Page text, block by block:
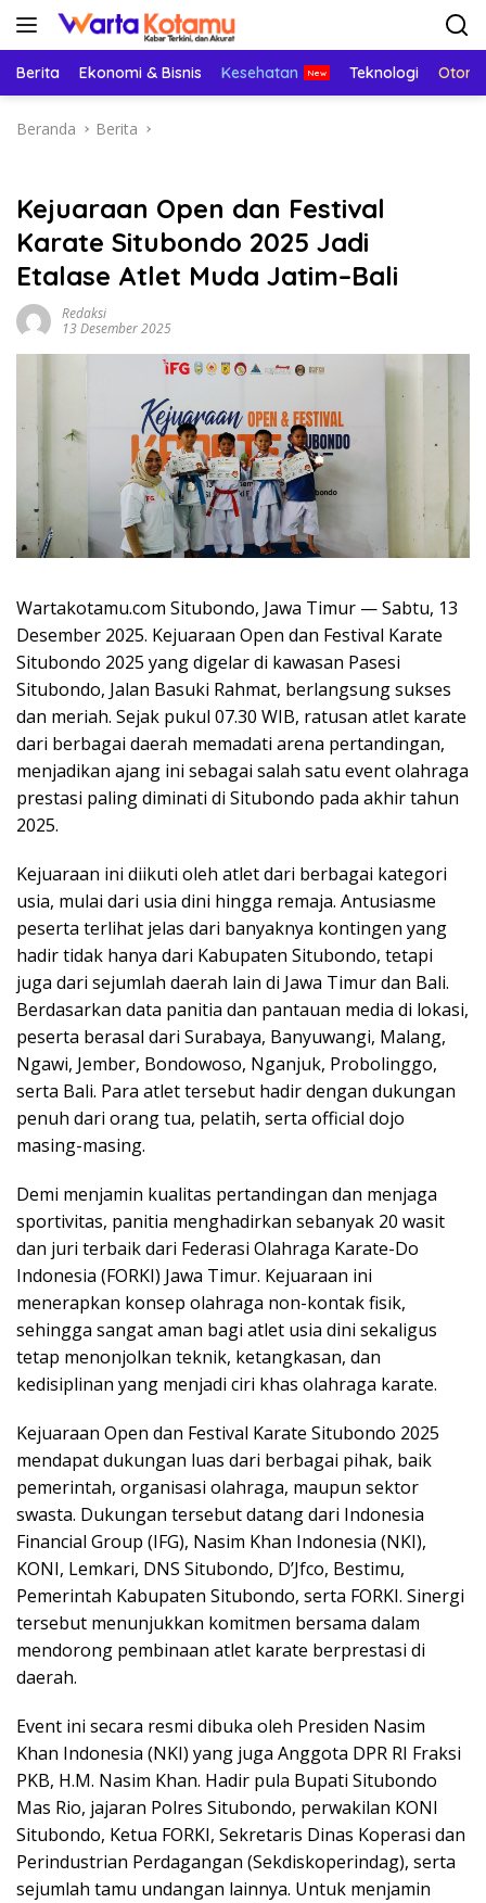
Langsung
Berita Ekonomi & Bisnis Kesehatan Teknologi
Beranda Berita
Kejuaraan Open dan Festival
Karate Situbondo 2025 Jadi
Etalase Atlet Muda Jatim–Bali
Redaksi
13 Desember 2025
Wartakotamu.com Situbondo, Jawa Timur — Sabtu, 13
Desember 2025. Kejuaraan Open dan Festival Karate
Situbondo 2025 yang digelar di kawasan Pasesi
Situbondo, Jalan Basuki Rahmat, berlangsung sukses
dan meriah. Sejak pukul 07.30 WIB, ratusan atlet karate
dari berbagai daerah memadati arena pertandingan,
menjadikan ajang ini sebagai salah satu event olahraga
prestasi paling diminati di Situbondo pada akhir tahun
2025.
Kejuaraan ini diikuti oleh atlet dari berbagai kategori
usia, mulai dari usia dini hingga remaja. Antusiasme
peserta terlihat jelas dari banyaknya kontingen yang
hadir tidak hanya dari Kabupaten Situbondo, tetapi
juga dari sejumlah daerah lain di Jawa Timur dan Bali.
Berdasarkan data panitia dan pantauan media di lokasi,
peserta berasal dari Surabaya, Banyuwangi, Malang,
Ngawi, Jember, Bondowoso, Nganjuk, Probolinggo,
serta Bali. Para atlet tersebut hadir dengan dukungan
penuh dari orang tua, pelatih, serta official dojo
masing-masing.
Demi menjamin kualitas pertandingan dan menjaga
sportivitas, panitia menghadirkan sebanyak 20 wasit
dan juri terbaik dari Federasi Olahraga Karate-Do
Indonesia (FORKI) Jawa Timur. Kejuaraan ini
menerapkan konsep olahraga non-kontak fisik,
sehingga sangat aman bagi atlet usia dini sekaligus
tetap menonjolkan teknik, ketangkasan, dan
kedisiplinan yang menjadi ciri khas olahraga karate.
Kejuaraan Open dan Festival Karate Situbondo 2025
mendapat dukungan luas dari berbagai pihak, baik
pemerintah, organisasi olahraga, maupun sektor
swasta. Dukungan tersebut datang dari Indonesia
Financial Group (IFG), Nasim Khan Indonesia (NKI),
KONI, Lemkari, DNS Situbondo, D’Jfco, Bestimu,
Pemerintah Kabupaten Situbondo, serta FORKI. Sinergi
tersebut menunjukkan komitmen bersama dalam
mendorong pembinaan atlet karate berprestasi di
daerah.
Event ini secara resmi dibuka oleh Presiden Nasim
Khan Indonesia (NKI) yang juga Anggota DPR RI Fraksi
PKB, H.M. Nasim Khan. Hadir pula Bupati Situbondo
Mas Rio, jajaran Polres Situbondo, perwakilan KONI
Situbondo, Ketua FORKI, Sekretaris Dinas Koperasi dan
Perindustrian Perdagangan (Sekdiskoperindag), serta
sejumlah tamu undangan lainnya. Untuk menjamin